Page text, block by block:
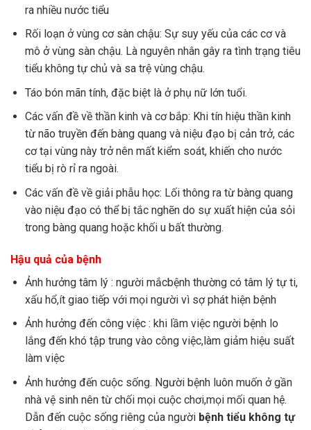
ra nhiều nước tiểu
Rối loạn ở vùng cơ sàn chậu: Sự suy yếu của các cơ và
mô ở vùng sàn chậu. Là nguyên nhân gây ra tình trạng tiêu
tiểu không tự chủ và sa trệ vùng chậu.
Táo bón mãn tính, đặc biệt là ở phụ nữ lớn tuổi.
Các vấn đề về thần kinh và cơ bắp: Khi tín hiệu thần kinh
từ não truyền đến bàng quang và niệu đạo bị cản trở, các
cơ tại vùng này trở nên mất kiểm soát, khiến cho nước
tiểu bị rò rỉ ra ngoài.
Các vấn đề về giải phẫu học: Lối thông ra từ bàng quang
vào niệu đạo có thể bị tắc nghẽn do sự xuất hiện của sỏi
trong bàng quang hoặc khối u bất thường.
Hậu quả của bệnh
Ảnh hưởng tâm lý : người mắcbệnh thường có tâm lý tự ti,
xấu hổ,ít giao tiếp với mọi người vì sợ phát hiện bệnh
Ảnh hưởng đến công việc : khi lầm việc người bệnh lo
lắng đến khó tập trung vào công việc,làm giảm hiệu suất
làm việc
Ảnh hưởng đến cuộc sống. Người bệnh luôn muốn ở gần
nhà vệ sinh nên từ chối mọi cuộc chơi,mọi mối quan hệ.
Dẫn đến cuộc sống riêng của người bệnh tiểu không tự